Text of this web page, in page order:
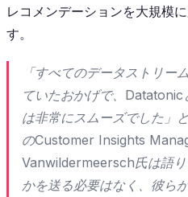
レコメンデーションを大規模
す。
「すべてのデータストリー
ていたおかげで、
は非常にスムーズでした」
のCustomer Insights
Vanwildermeersch氏は語り
かを送る必要はなく、彼ら